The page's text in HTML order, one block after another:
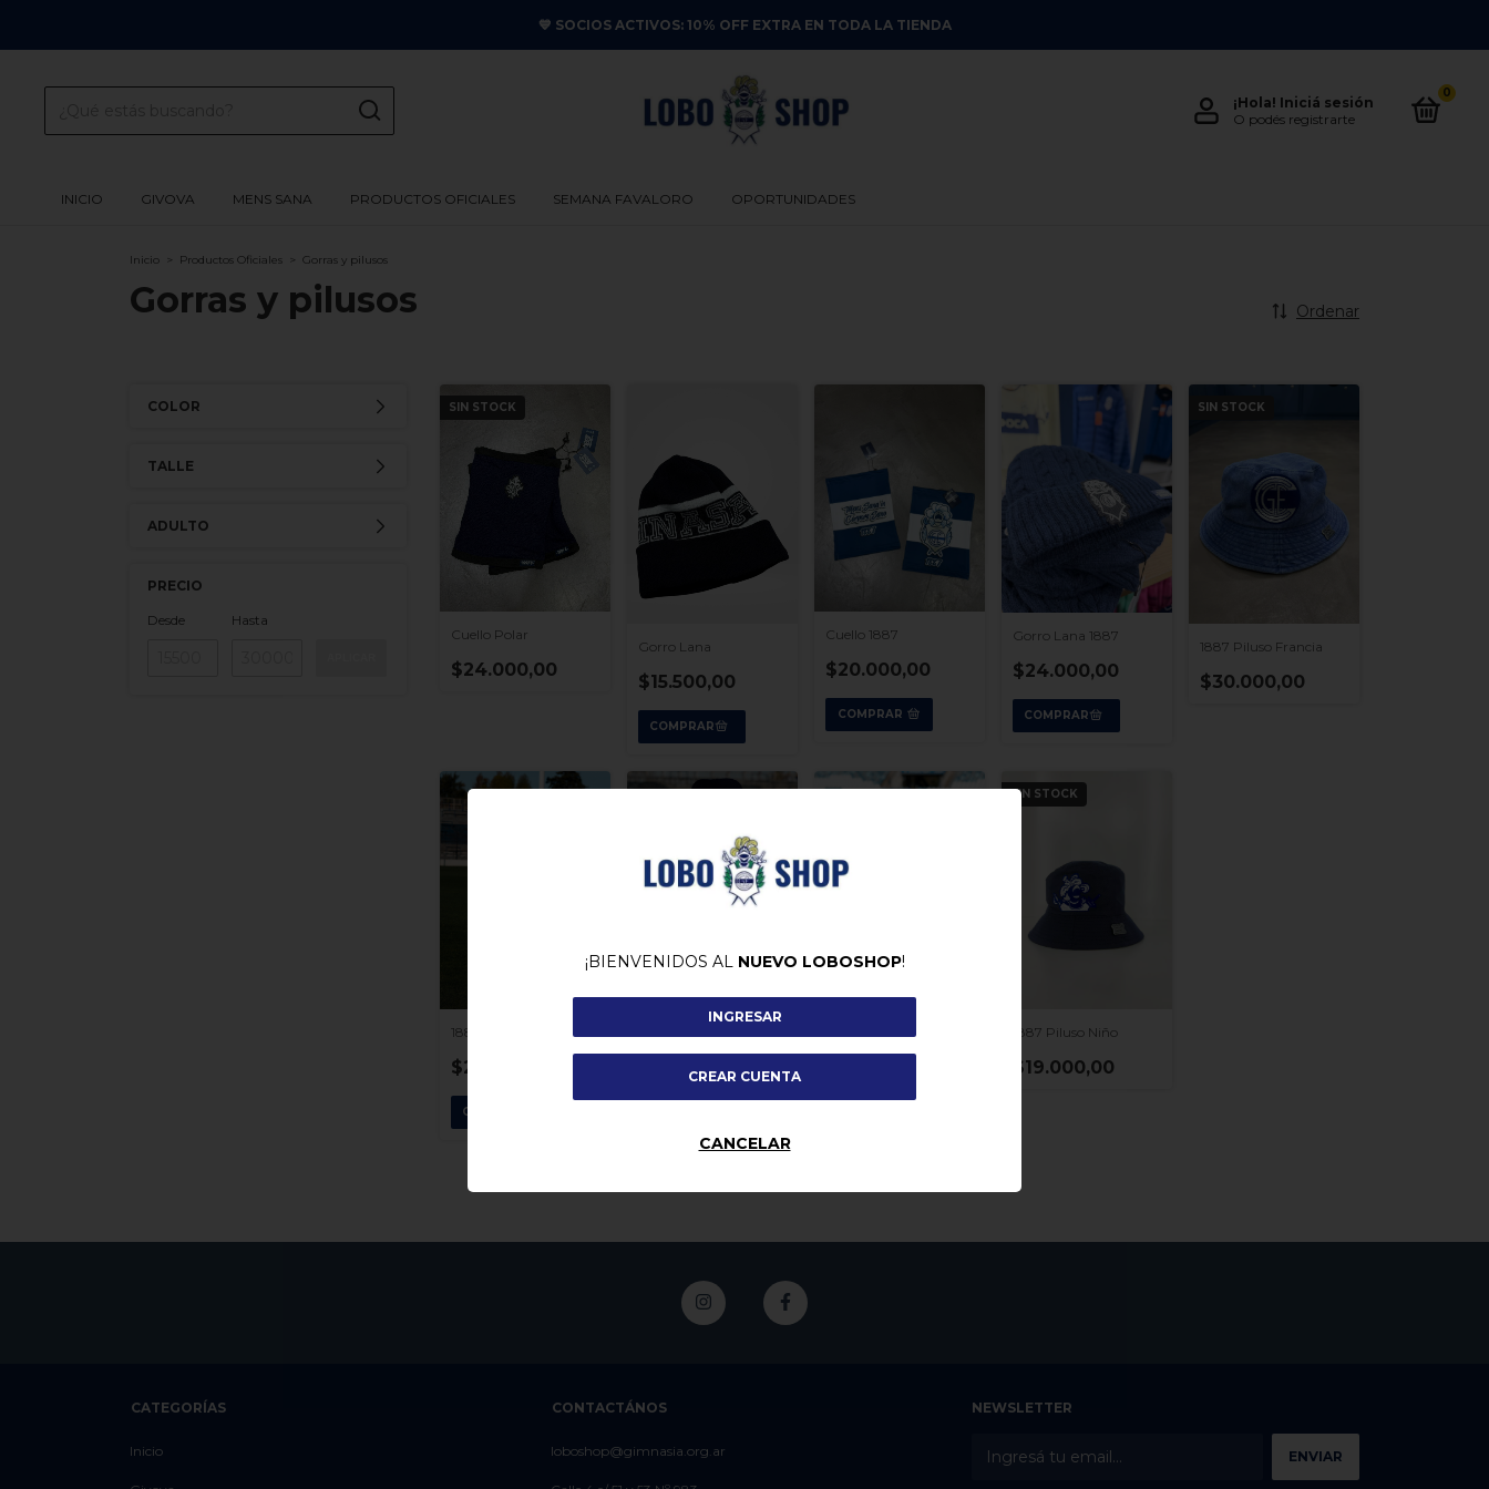
💙 SOCIOS ACTIVOS: 10% OFF EXTRA EN TODA LA TIENDA
¡Hola! Iniciá sesión
O podés registrarte
0
INICIO GIVOVA MENS SANA PRODUCTOS OFICIALES SEMANA FAVALORO OPORTUNIDADES
Inicio > Productos Oficiales > Gorras y pilusos
Gorras y pilusos Ordenar
COLOR
TALLE
ADULTO
PRECIO
Desde Hasta
SIN STOCK
Cuello Polar
$24.000,00
Gorro Lana
$15.500,00
Cuello 1887
$20.000,00
COMPRAR
Gorro Lana 1887
$24.000,00
SIN STOCK
1887 Piluso Francia
$30.000,00
1887 Gorro Lana Rosa
$20.000,00 $20.000,00
$20.000,00
SIN STOCK
1887 Piluso Niño
$19.000,00
CATEGORÍAS
Inicio
CONTACTÁNOS
loboshop@gimnasia.org.ar
NEWSLETTER
¡BIENVENIDOS AL NUEVO LOBOSHOP!
INGRESAR
CREAR CUENTA
CANCELAR